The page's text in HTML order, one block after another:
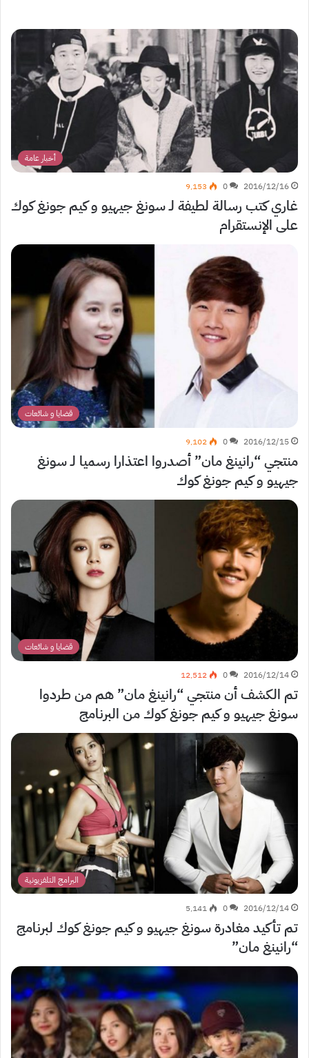
أخبار عامة
2016/12/16
0 9٬153
غاري كتب رسالة لطيفة لـ سونغ جيهيو و كيم جونغ كوك
على الإنستقرام
قضايا و شائعات
2016/12/15
0 9٬102
منتجي “رانينغ مان” أصدروا اعتذارا رسميا لـ سونغ
جيهيو و كيم جونغ كوك
قضايا و شائعات
2016/12/14
0 12٬512
تم الكشف أن منتجي “رانينغ مان” هم من طردوا
سونغ جيهيو و كيم جونغ كوك من البرنامج
البرامج التلفزيونية
2016/12/14
0 5٬141
تم تأكيد مغادرة سونغ جيهيو و كيم جونغ كوك لبرنامج
“رانينغ مان”